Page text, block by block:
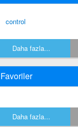
control
Daha fazla...
Favoriler
Daha fazla...